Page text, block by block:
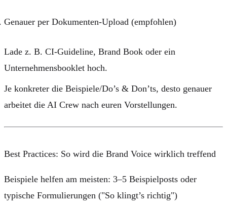
Genauer per Dokumenten-Upload (empfohlen)
Lade z. B. CI-Guideline, Brand Book oder ein
Unternehmensbooklet hoch.
Je konkreter die Beispiele/Do’s & Don’ts, desto genauer
arbeitet die AI Crew nach euren Vorstellungen.
Best Practices: So wird die Brand Voice wirklich treffend
Beispiele helfen am meisten: 3–5 Beispielposts oder
typische Formulierungen ("So klingt’s richtig")